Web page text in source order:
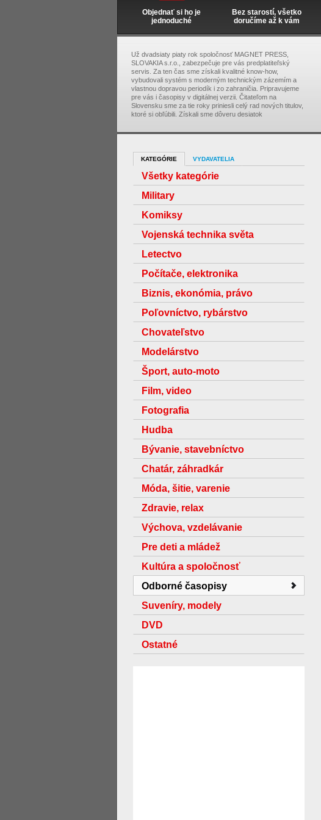
Objednať si ho je
jednoduché
Bez starostí, všetko
doručíme až k vám
Už dvadsiaty piaty rok spoločnosť MAGNET PRESS,
SLOVAKIA s.r.o., zabezpečuje pre vás predplatiteľský
servis. Za ten čas sme získali kvalitné know-how,
vybudovali systém s moderným technickým zázemím a
vlastnou dopravou periodík i zo zahraničia. Pripravujeme
pre vás i časopisy v digitálnej verzii. Čitateľom na
Slovensku sme za tie roky priniesli celý rad nových titulov,
ktoré si obľúbili. Získali sme dôveru desiatok
KATEGÓRIE VYDAVATELIA
Všetky kategórie
Military
Komiksy
Vojenská technika světa
Letectvo
Počítače, elektronika
Biznis, ekonómia, právo
Poľovníctvo, rybárstvo
Chovateľstvo
Modelárstvo
Šport, auto-moto
Film, video
Fotografia
Hudba
Bývanie, stavebníctvo
Chatár, záhradkár
Móda, šitie, varenie
Zdravie, relax
Výchova, vzdelávanie
Pre deti a mládež
Kultúra a spoločnosť
Odborné časopisy
Suveníry, modely
DVD
Ostatné